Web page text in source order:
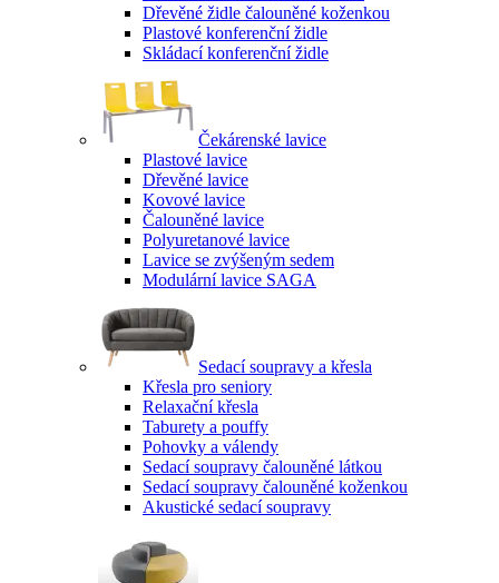
Dřevěné židle čalouněné koženkou
Plastové konferenční židle
Skládací konferenční židle
Čekárenské lavice
Plastové lavice
Dřevěné lavice
Kovové lavice
Čalouněné lavice
Polyuretanové lavice
Lavice se zvýšeným sedem
Modulární lavice SAGA
Sedací soupravy a křesla
Křesla pro seniory
Relaxační křesla
Taburety a pouffy
Pohovky a válendy
Sedací soupravy čalouněné látkou
Sedací soupravy čalouněné koženkou
Akustické sedací soupravy